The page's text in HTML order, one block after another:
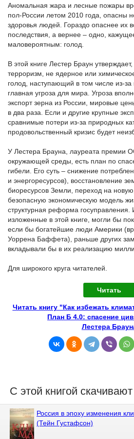
Аномальная жара и лесные пожары
пол-России летом 2010 года, опасны
здоровья людей. Гораздо опаснее их
последствия, а вернее – одно,
маловероятным: голод.
В этой книге Лестер Браун
терроризм, не ядерное или
голод, наступающий в том числе из-
главная угроза для мира. Угроза
экспорт зерна из России, мировые
в два раза. Если и другие крупные
сравнимые потери из-за природных
продовольственный кризис будет
У Лестера Брауна, лауреата премии
окружающей среды, есть план по
гибели. Его суть – снижение
и энергоресурсов), восстановление
биоресурсов Земли, переход на
безопасную экономическую модель
структурная реформа госуправления.
изложенные в этой книге, могли бы
если бы богатейшие люди Америки
Уоррена Баффета), раньше других
вкладывали бы в их реализацию
Для широкого круга читателей.
Читать
Читать книгу "Как избежать
План Б 4.0: спасение
Лестера
С этой книгой скачивают
Россия в эпоху изменения
(Тейн Густафсон)